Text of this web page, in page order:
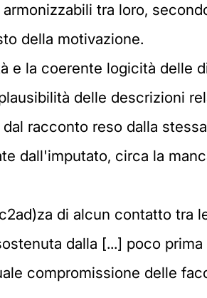
tra loro,
della motivazione.
e la coerente logicità delle
delle descrizioni
racconto reso dalla
dall'imputato, circa la
di alcun contatto tra
dalla [...] poco
compromissione delle